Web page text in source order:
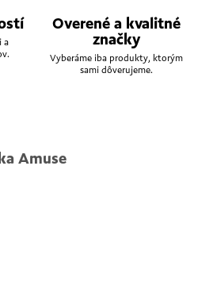
a
Overené a kvalitné
značky
Vyberáme iba produkty, ktorým
sami dôverujeme.
Amuse